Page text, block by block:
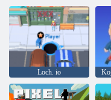
Loch. io